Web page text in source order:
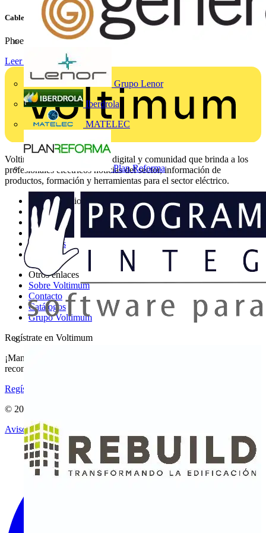
Grupo Lenor
Iberdrola
MATELEC
Plan Reforma
Cableado compacto con minibornas
Phoenix Contact ha añadido dos nuevas variantes a su cartera...
Leer más
Voltimum es una plataforma digital y comunidad que brinda a los
profesionales eléctricos noticias del sector, información de
productos, formación y herramientas para el sector eléctrico.
Mapa del sitio
Inicio
Noticias
Academy
Productos
Otros enlaces
Sobre Voltimum
Contacto
Catálogos
Grupo Voltimum
Regístrate en Voltimum
¡Mantente al día con las últimas noticias del sector y gana
recompensas por tus compras eléctricas!
Regístrate aquí
© 2002-
Aviso legal